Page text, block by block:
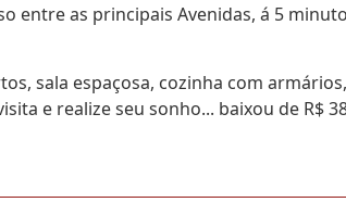
entre as principais Avenidas, á 5
sala espaçosa, cozinha com
e realize seu sonho... baixou de R$